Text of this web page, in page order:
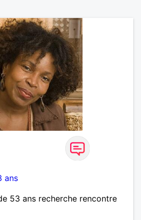
ans
53 ans recherche rencontre